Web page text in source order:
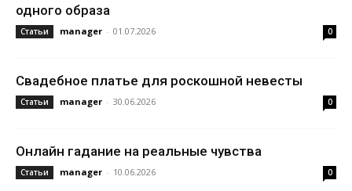
одного образа
Статьи manager - 01.07.2026 0
Свадебное платье для роскошной невесты
Статьи manager - 30.06.2026 0
Онлайн гадание на реальные чувства
Статьи manager - 10.06.2026 0